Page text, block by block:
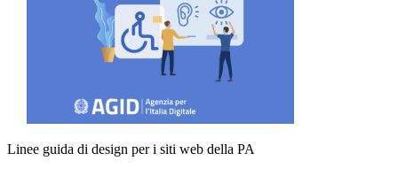
Linee guida di design per i siti web della PA